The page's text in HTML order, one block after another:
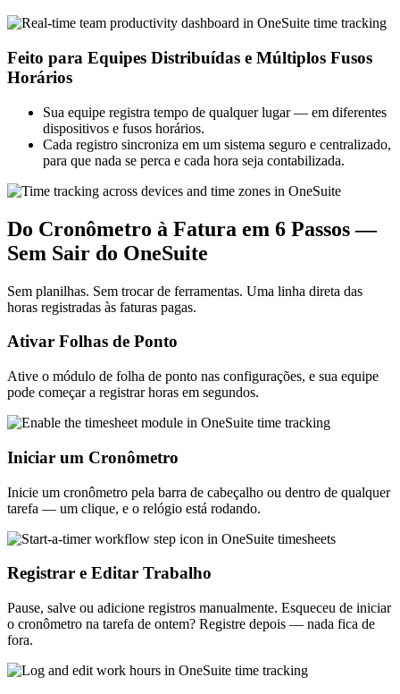
Feito para Equipes Distribuídas e Múltiplos Fusos
Horários
Sua equipe registra tempo de qualquer lugar — em diferentes
dispositivos e fusos horários.
Cada registro sincroniza em um sistema seguro e centralizado,
para que nada se perca e cada hora seja contabilizada.
Do Cronômetro à Fatura em 6 Passos —
Sem Sair do OneSuite
Sem planilhas. Sem trocar de ferramentas. Uma linha direta das
horas registradas às faturas pagas.
Ativar Folhas de Ponto
Ative o módulo de folha de ponto nas configurações, e sua equipe
pode começar a registrar horas em segundos.
Iniciar um Cronômetro
Inicie um cronômetro pela barra de cabeçalho ou dentro de qualquer
tarefa — um clique, e o relógio está rodando.
Registrar e Editar Trabalho
Pause, salve ou adicione registros manualmente. Esqueceu de iniciar
o cronômetro na tarefa de ontem? Registre depois — nada fica de
fora.